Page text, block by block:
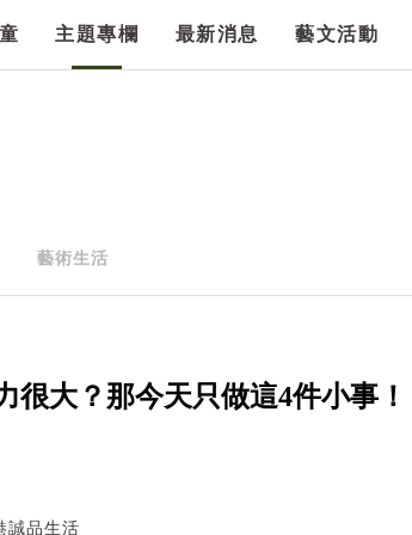
主題專欄 最新消息 藝文活動
藝術生活
很大？那今天只做這4件小事！
誠品生活